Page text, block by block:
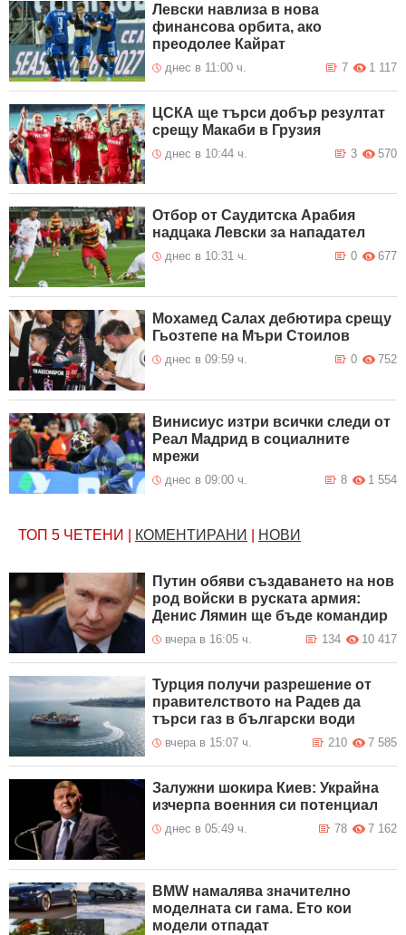
Левски навлиза в нова
финансова орбита, ако
преодолее Кайрат
днес в 11:00 ч. 1 117
7
ЦСКА ще търси добър резултат
срещу Макаби в Грузия
днес в 10:44 ч. 570
3
Отбор от Саудитска Арабия
надцака Левски за нападател
днес в 10:31 ч. 677
0
Мохамед Салах дебютира срещу
Гьозтепе на Мъри Стоилов
днес в 09:59 ч. 752
0
Винисиус изтри всички следи от
Реал Мадрид в социалните
мрежи
днес в 09:00 ч. 1 554
8
ТОП 5 ЧЕТЕНИ КОМЕНТИРАНИ НОВИ
Путин обяви създаването на нов
род войски в руската армия:
Денис Лямин ще бъде командир
вчера в 16:05 ч. 10 417
134
Турция получи разрешение от
правителството на Радев да
търси газ в български води
вчера в 15:07 ч. 7 585
210
Залужни шокира Киев: Украйна
изчерпа военния си потенциал
днес в 05:49 ч. 7 162
78
BMW намалява значително
моделната си гама. Ето кои
модели отпадат